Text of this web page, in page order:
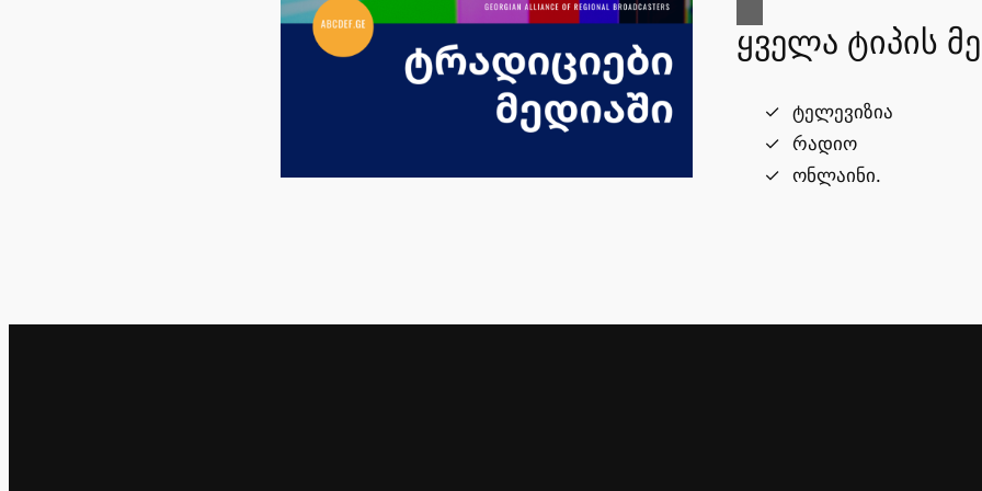
ყველა ტიპის
ტელევიზია
რადიო
ონლაინი.